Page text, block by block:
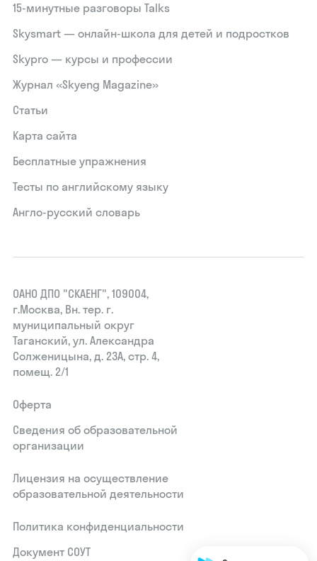
15‑минутные разговоры Talks
Skysmart — онлайн-школа для детей и подростков
Skypro — курсы и профессии
Журнал «Skyeng Magazine»
Статьи
Карта сайта
Бесплатные упражнения
Тесты по английскому языку
Англо-русский словарь
ОАНО ДПО "СКАЕНГ", 109004,
г.Москва, Вн. тер. г.
муниципальный округ
Таганский, ул. Александра
Солженицына, д. 23А, стр. 4,
помещ. 2/1
Оферта
Сведения об образовательной
организации
Лицензия на осуществление
образовательной деятельности
Политика конфиденциальности
Документ СОУТ